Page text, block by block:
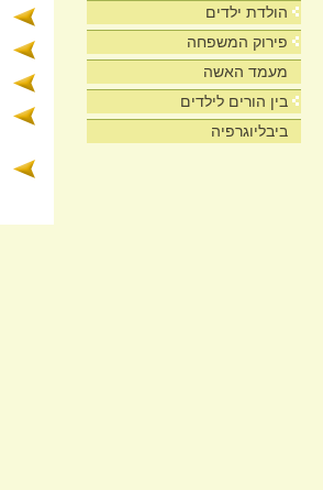
הולדת ילדים
פירוק המשפחה
מעמד האשה
בין הורים לילדים
ביבליוגרפיה